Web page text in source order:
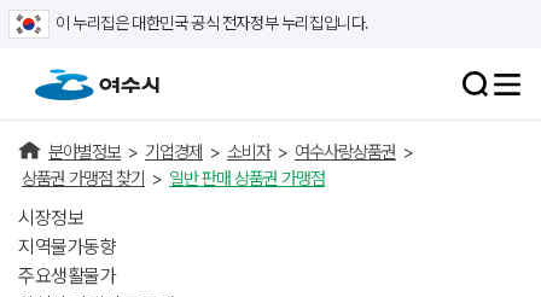
이 누리집은 대한민국 공식 전자정부 누리집입니다.
분야별정보 > 기업경제 > 소비자 > 여수사랑상품권 >
상품권 가맹점 찾기
> 일반 판매 상품권 가맹점
시장정보
지역물가동향
주요생활물가